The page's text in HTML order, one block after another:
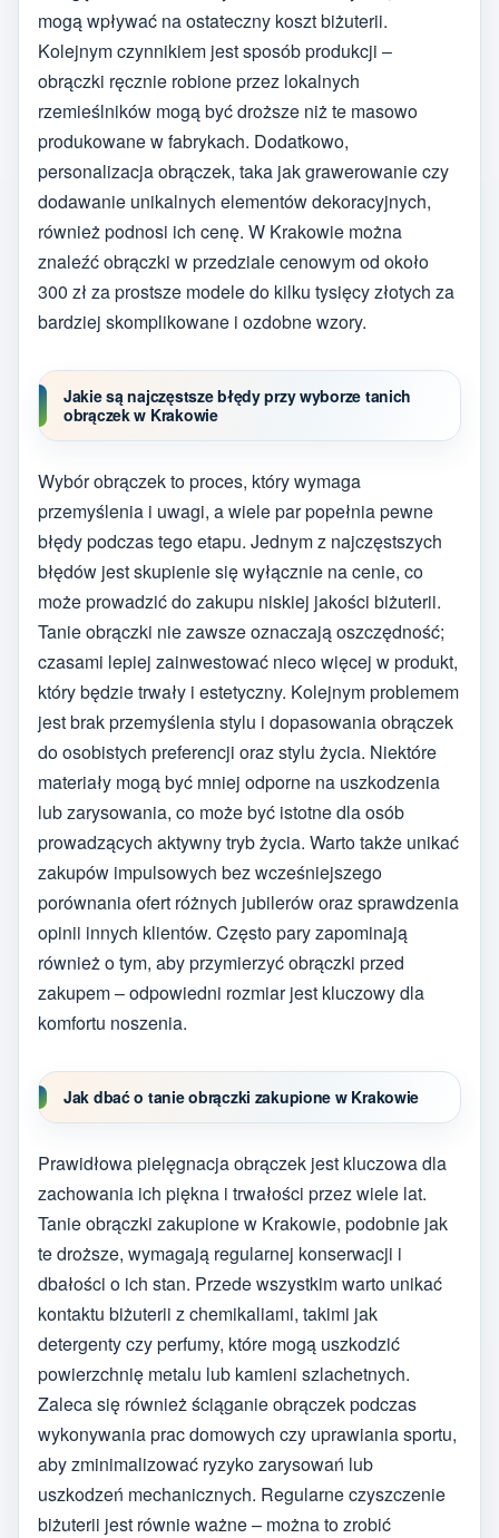
mogą wpływać na ostateczny koszt biżuterii.
Kolejnym czynnikiem jest sposób produkcji –
obrączki ręcznie robione przez lokalnych
rzemieślników mogą być droższe niż te masowo
produkowane w fabrykach. Dodatkowo,
personalizacja obrączek, taka jak grawerowanie czy
dodawanie unikalnych elementów dekoracyjnych,
również podnosi ich cenę. W Krakowie można
znaleźć obrączki w przedziale cenowym od około
300 zł za prostsze modele do kilku tysięcy złotych za
bardziej skomplikowane i ozdobne wzory.
Jakie są najczęstsze błędy przy wyborze tanich
obrączek w Krakowie
Wybór obrączek to proces, który wymaga
przemyślenia i uwagi, a wiele par popełnia pewne
błędy podczas tego etapu. Jednym z najczęstszych
błędów jest skupienie się wyłącznie na cenie, co
może prowadzić do zakupu niskiej jakości biżuterii.
Tanie obrączki nie zawsze oznaczają oszczędność;
czasami lepiej zainwestować nieco więcej w produkt,
który będzie trwały i estetyczny. Kolejnym problemem
jest brak przemyślenia stylu i dopasowania obrączek
do osobistych preferencji oraz stylu życia. Niektóre
materiały mogą być mniej odporne na uszkodzenia
lub zarysowania, co może być istotne dla osób
prowadzących aktywny tryb życia. Warto także unikać
zakupów impulsowych bez wcześniejszego
porównania ofert różnych jubilerów oraz sprawdzenia
opinii innych klientów. Często pary zapominają
również o tym, aby przymierzyć obrączki przed
zakupem – odpowiedni rozmiar jest kluczowy dla
komfortu noszenia.
Jak dbać o tanie obrączki zakupione w Krakowie
Prawidłowa pielęgnacja obrączek jest kluczowa dla
zachowania ich piękna i trwałości przez wiele lat.
Tanie obrączki zakupione w Krakowie, podobnie jak
te droższe, wymagają regularnej konserwacji i
dbałości o ich stan. Przede wszystkim warto unikać
kontaktu biżuterii z chemikaliami, takimi jak
detergenty czy perfumy, które mogą uszkodzić
powierzchnię metalu lub kamieni szlachetnych.
Zaleca się również ściąganie obrączek podczas
wykonywania prac domowych czy uprawiania sportu,
aby zminimalizować ryzyko zarysowań lub
uszkodzeń mechanicznych. Regularne czyszczenie
biżuterii jest równie ważne – można to zrobić